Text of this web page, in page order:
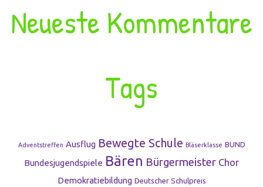
Neueste Kommentare
Tags
Adventstreffen Ausflug Bewegte Schule Bläserklasse BUND
Bundesjugendspiele Bären Bürgermeister Chor
Demokratiebildung Deutscher Schulpreis